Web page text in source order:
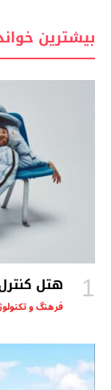
بیشترین
هتل
فرهنگ و